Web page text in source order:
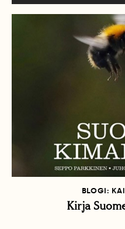
BLOGI:
Kirja